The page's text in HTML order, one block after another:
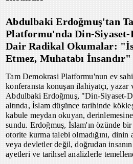
Abdulbaki Erdoğmuş'tan
Platformu'nda Din-
Dair Radikal Okumalar:
Etmez, Muhatabı İnsandır"
Tam Demokrasi Platformu'nun ev
konferansta konuşan ilahiyatçı,
Abdulbaki Erdoğmuş, "Din-Siyaset-
altında, İslam düşünce tarihinde
kabule meydan okuyan,
sundu. Erdoğmuş, İslam'ın özünde
otorite kurma talebi olmadığını, dinin
veya devletler değil, doğrudan
ayetleri ve tarihsel analizlerle